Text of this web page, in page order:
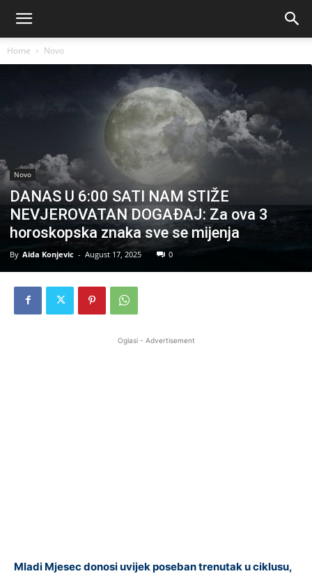
Home Novo
Novo
DANAS U 6:00 SATI NAM STIŽE
NEVJEROVATAN DOGAĐAJ: Za ova 3
horoskopska znaka sve se mijenja
By Aida Konjevic - August 17, 2025 0
Oglasi - Advertisement
Mladi Mjesec donosi uvijek poseban trenutak u ciklusu,